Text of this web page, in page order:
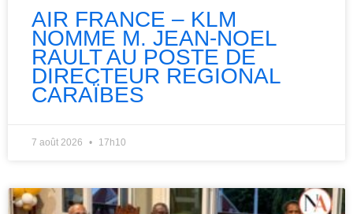
AIR FRANCE – KLM
NOMME M. JEAN-NOEL
RAULT AU POSTE DE
DIRECTEUR REGIONAL
CARAÏBES
7 août 2026 17h10